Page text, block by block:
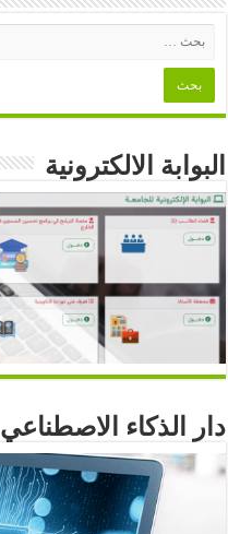
البوابة الالكترونية
دار الذكاء الاصطناعي